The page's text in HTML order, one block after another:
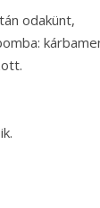
odakünt,